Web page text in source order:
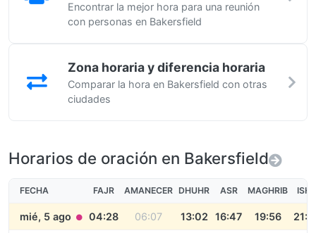
Encontrar la mejor hora para una reunión
con personas en Bakersfield
Zona horaria y diferencia horaria
Comparar la hora en Bakersfield con otras
ciudades
Horarios de oración en Bakersfield
FECHA FAJR AMANECER DHUHR ASR MAGHRIB
mié, 5 ago ● 04:28 06:07 13:02 16:47 19:56